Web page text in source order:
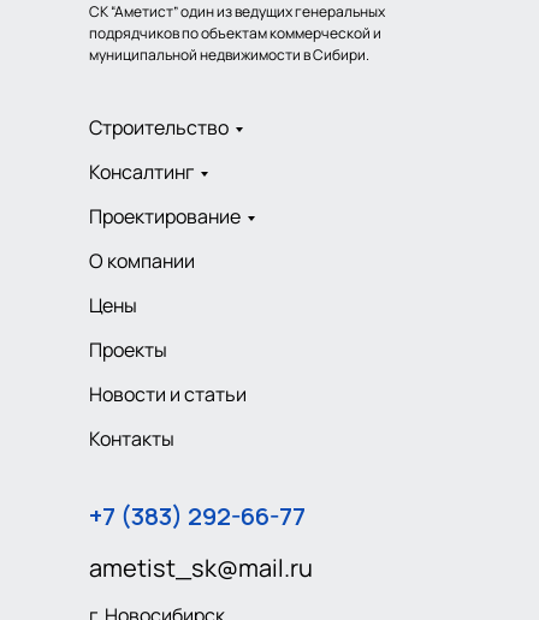
Строительство
ametist_sk@mail.ru
Консалтинг
Проектирование
О компании
Проекты
Новости и статьи
Контакты
+7 (383) 292-66-77
СК “Аметист” один из ведущих генеральных
подрядчиков по объектам коммерческой и
муниципальной недвижимости в Сибири.
Цены